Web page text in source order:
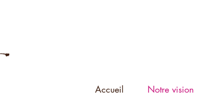
Accueil Notre vision